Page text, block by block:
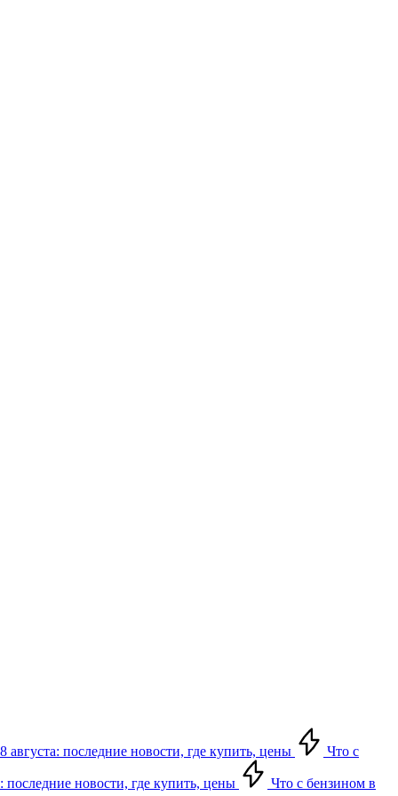
последние новости, где купить, цены Что с
последние новости, где купить, цены
Что с бензином в